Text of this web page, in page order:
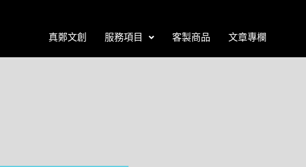
真鄭文創 服務項目 客製商品 文章專欄